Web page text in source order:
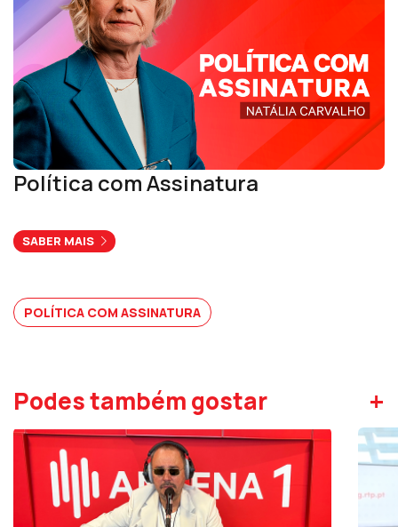
Política com Assinatura
SABER MAIS
POLÍTICA COM ASSINATURA
Podes também gostar +